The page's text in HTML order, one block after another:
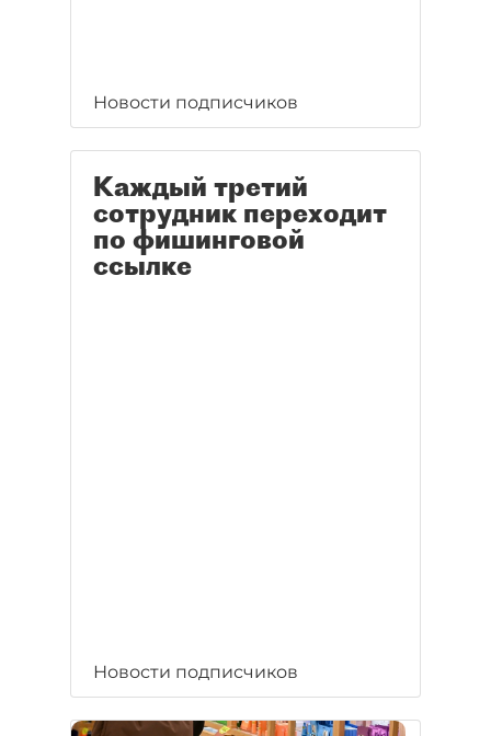
Новости подписчиков
Каждый третий
сотрудник переходит
по фишинговой
ссылке
Новости подписчиков